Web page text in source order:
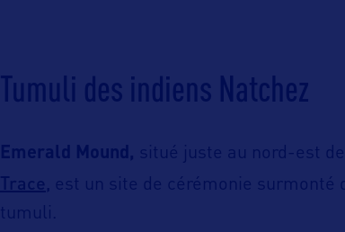
Tumuli des indiens Natchez
Emerald Mound, situé juste au nord-est
Trace, est un site de cérémonie surmonté
tumuli.